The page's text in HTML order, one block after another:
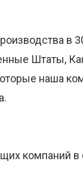
Штаты,
наша